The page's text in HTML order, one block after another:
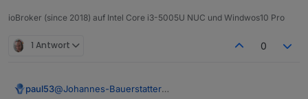
ioBroker (since 2018) auf Intel Core i3-5005U NUC und Windwos10 Pro
1 Antwort 0
paul53@Johannes-Bauerstatter